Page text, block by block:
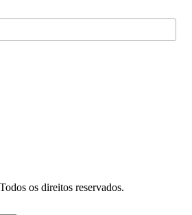
os direitos reservados.